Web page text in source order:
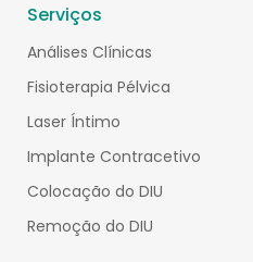
Serviços
Análises Clínicas
Fisioterapia Pélvica
Laser Íntimo
Implante Contracetivo
Colocação do DIU
Remoção do DIU